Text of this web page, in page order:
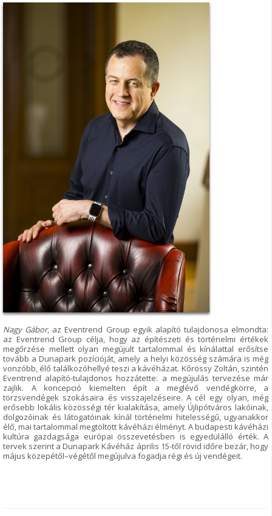
Nagy Gábor, az Eventrend Group egyik alapító tulajdonosa elmondta:
az Eventrend Group célja, hogy az építészeti és történelmi értékek
megőrzése mellett olyan megújult tartalommal és kínálattal erősítse
tovább a Dunapark pozícióját, amely a helyi közösség számára is még
vonzóbb, élő találkozóhellyé teszi a kávéházat. Kőrössy Zoltán, szintén
Eventrend alapító-tulajdonos hozzátette: a megújulás tervezése már
zajlik. A koncepció kiemelten épít a meglévő vendégkörre, a
törzsvendégek szokásaira és visszajelzéseire. A cél egy olyan, még
erősebb lokális közösségi tér kialakítása, amely Újlipótváros lakóinak,
dolgozóinak és látogatóinak kínál történelmi hitelességű, ugyanakkor
élő, mai tartalommal megtöltött kávéházi élményt. A budapesti kávéházi
kultúra gazdagsága európai összevetésben is egyedülálló érték. A
tervek szerint a Dunapark Kávéház április 15-től rövid időre bezár, hogy
május közepétől–végétől megújulva fogadja régi és új vendégeit.